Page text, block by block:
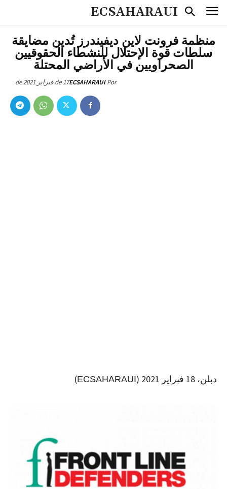
ECSAHARAUI
منظمة فرونت لاين ديفيندرز تُدين مضايقة
سلطات قوة الإحتلال للنشطاء الحقوقيين
الصحراويين في الأراضي المحتلة
Por
ECSAHARAUI17 de فبراير de 2021
دبلن، 18 فبراير 2021 ( ECSAHARAUI
)